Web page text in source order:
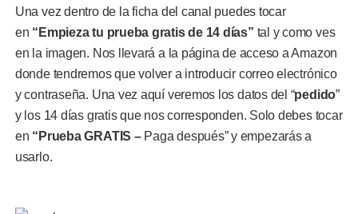
Una vez dentro de la ficha del canal puedes tocar
en “Empieza tu prueba gratis de 14 días” tal y como ves
en la imagen. Nos llevará a la página de acceso a Amazon
donde tendremos que volver a introducir correo electrónico
y contraseña. Una vez aquí veremos los datos del “pedido”
y los 14 días gratis que nos corresponden. Solo debes tocar
en “Prueba GRATIS –Paga después” y empezarás a
usarlo.